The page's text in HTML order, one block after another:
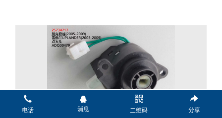
电话 消息 二维码 分享